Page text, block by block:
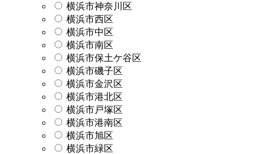
横浜市神奈川区
横浜市西区
横浜市中区
横浜市南区
横浜市保土ケ谷区
横浜市磯子区
横浜市金沢区
横浜市港北区
横浜市戸塚区
横浜市港南区
横浜市旭区
横浜市緑区